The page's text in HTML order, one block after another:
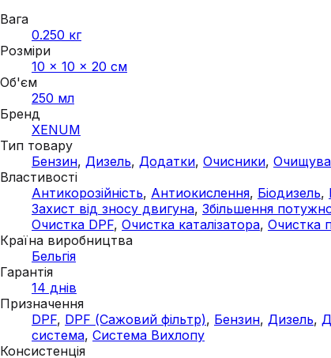
Вага
0.250 кг
Розміри
10 × 10 × 20 см
Об'єм
250 мл
Бренд
XENUM
Тип товару
Бензин, Дизель, Додатки, Очисники,
Властивості
Антикорозійність, Антиокислення, Біодизель,
Захист від зносу двигуна, Збільшення
Очистка DPF, Очистка каталізатора, Очистка
Країна виробництва
Бельгія
Гарантія
14 днів
Призначення
DPF, DPF (Сажовий фільтр), Бензин, Дизель,
система, Система Вихлопу
Консистенція